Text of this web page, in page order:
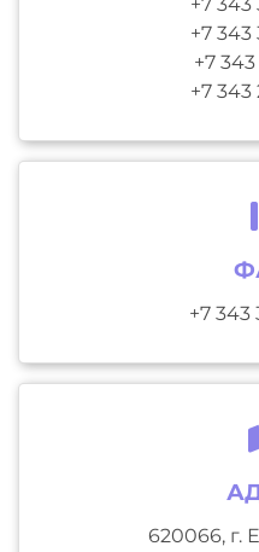
+7 343
+7 343
+7 343
+7 343
620066, г.